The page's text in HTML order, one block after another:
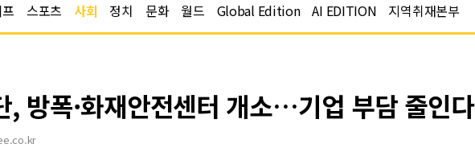
스포츠 사회 정치 문화 월드 Global Edition AI EDITION 지역취재본부
, 방폭·화재안전센터 개소…기업 부담 줄인다